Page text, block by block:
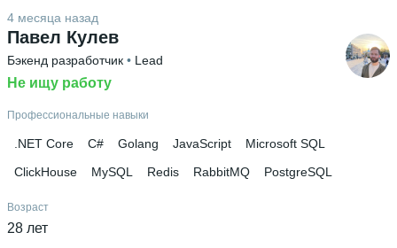
Павел Кулев
4 месяца назад
Бэкенд разработчик • Lead
Не ищу работу
Профессиональные навыки
.NET Core C# Golang JavaScript
Microsoft SQL
ClickHouse
MySQL Redis RabbitMQ PostgreSQL
Возраст
28 лет